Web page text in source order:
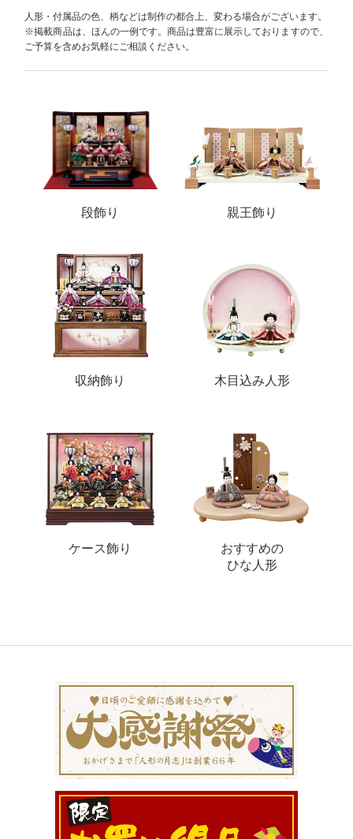
人形・付属品の色、柄などは制作の都合上、変わる場合がございます。
※掲載商品は、ほんの一例です。商品は豊富に展示しておりますので、
ご予算を含めお気軽にご相談ください。
段飾り 親王飾り
収納飾り 木目込み人形
ケース飾り
おすすめの
ひな人形